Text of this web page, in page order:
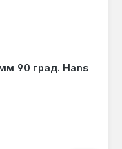
90 град. Hans